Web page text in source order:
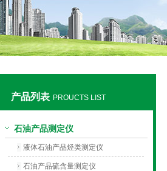
产品列表 PROUCTS LIST
石油产品测定仪
液体石油产品烃类测定仪
石油产品硫含量测定仪